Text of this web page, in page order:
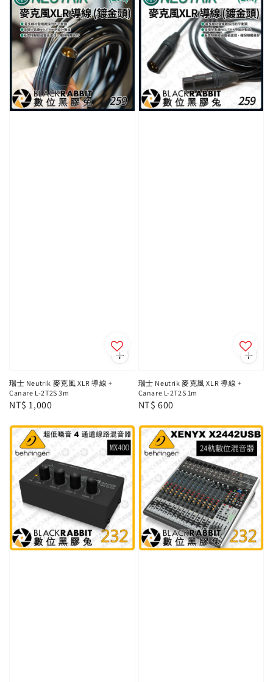
瑞士 Neutrik 麥克風 XLR 導線 +
Canare L-2T2S 3m
Regular
NT$ 1,000
瑞士 Neutrik 麥克風 XLR 導線 +
Canare L-2T2S 1m
Regular
NT$ 600